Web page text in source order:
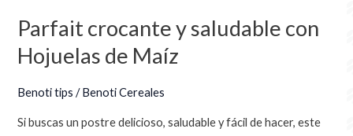
Parfait crocante y saludable con
Hojuelas de Maíz
Benoti tips /Benoti Cereales
Si buscas un postre delicioso, saludable y fácil de hacer, este